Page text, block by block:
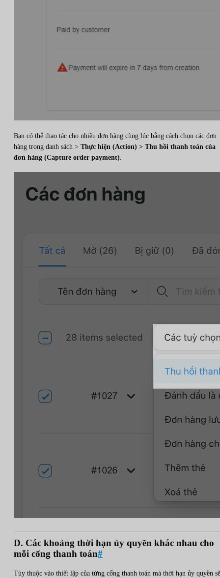
Bạn có thể thao tác cho nhiều đơn hàng cùng lúc bằng cách chọn các đơn
hàng trong danh sách > Thực hiện (Action) > Thu hồi thanh toán của
đơn hàng (Capture order payment).
D. Các khoảng thời hạn ủy quyền khác nhau cho
mỗi cổng thanh toán#
Tùy thuộc vào thiết lập của từng cổng thanh toán mà thời hạn ủy quyền sẽ